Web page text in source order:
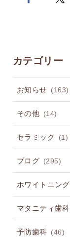
カテゴリー
お知らせ (163)
その他 (14)
セラミック (1)
ブログ (295)
ホワイトニング
マタニティ歯科
予防歯科 (46)